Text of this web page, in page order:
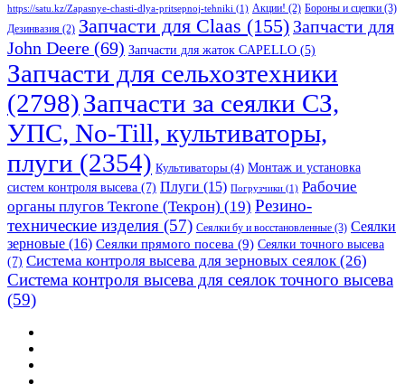
https://satu.kz/Zapasnye-chasti-dlya-pritsepnoj-tehniki (1) Акции! (2) Бороны и сцепки (3)
Дезинвазия (2) Запчасти для Claas (155) Запчасти для
John Deere (69) Запчасти для жаток CAPELLO (5)
Запчасти для сельхозтехники
(2798)Запчасти за сеялки СЗ,
УПС, No-Till, культиваторы,
плуги (2354) Культиваторы (4) Монтаж и установка
систем контроля высева (7) Плуги (15) Погрузчики (1) Рабочие
органы плугов Текrоne (Текрон) (19) Резино-
технические изделия (57) Сеялки бу и восстановленные (3) Сеялки
зерновые (16) Сеялки прямого посева (9) Сеялки точного высева
(7) Система контроля высева для зерновых сеялок (26)
Система контроля высева для сеялок точного высева
(59)